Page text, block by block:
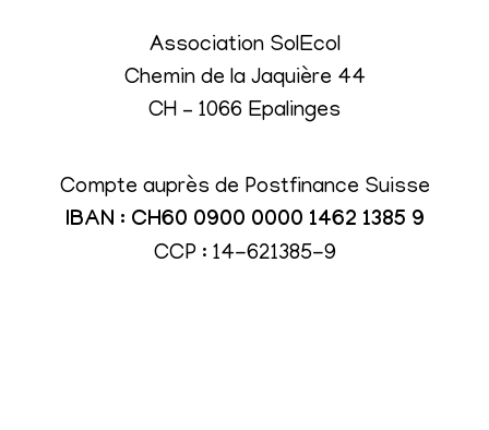
Association SolEcol
Chemin de la Jaquière 44
CH – 1066 Epalinges
Compte auprès de Postfinance Suisse
IBAN : CH60 0900 0000 1462 1385 9
CCP : 14-621385-9